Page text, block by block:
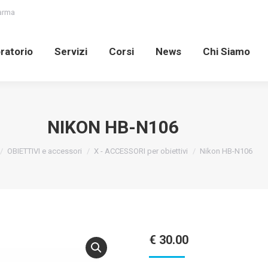
Servizi Corsi News Chi Siamo
NIKON HB-N106
here:
OBIETTIVI e accessori X - ACCESSORI per obiettivi Nikon HB-N106
€ 30.00